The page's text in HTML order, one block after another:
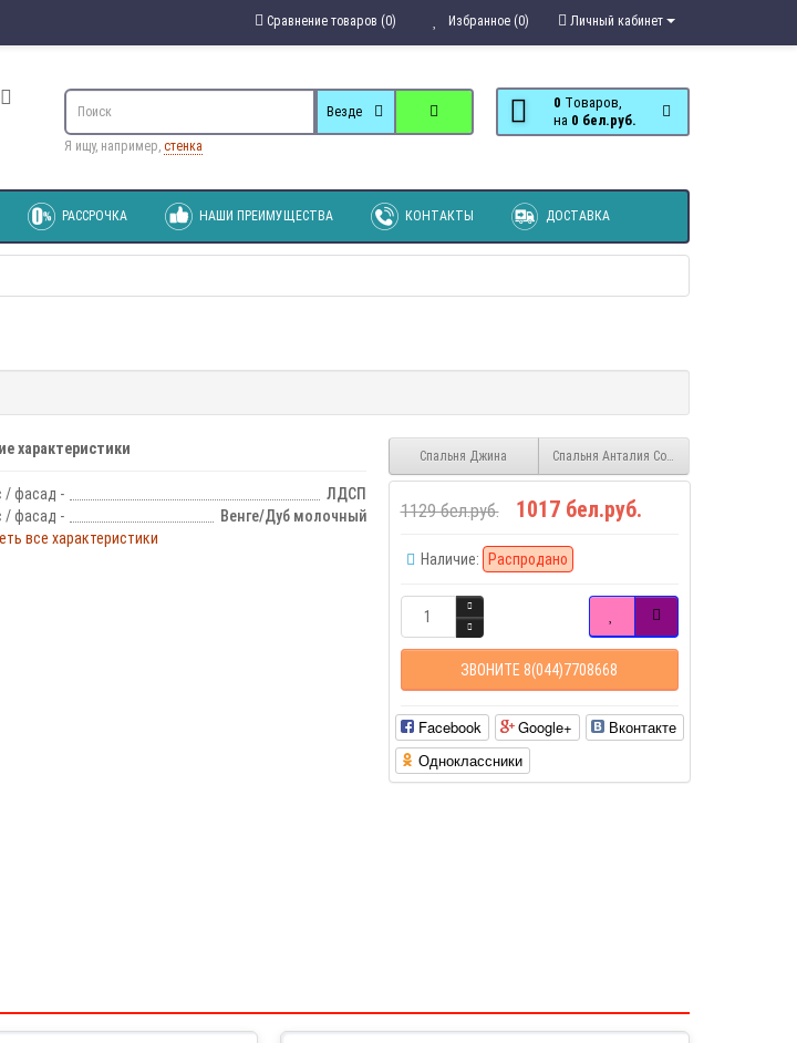
Личный кабинет
Избранное (0)
Сравнение товаров (0)
0 Tоваров,
на
0 бел.руб.
Везде
Я ищу, например, стенка
РАССРОЧКА НАШИ ПРЕИМУЩЕСТВА КОНТАКТЫ ДОСТАВКА
характеристики
/ фасад -
ЛДСП
/ фасад -
Венге/Дуб молочный
все характеристики
Спальня Джина Спальня Анталия Сонома - Белый Софт
1129 бел.руб. 1017 бел.руб.
Наличие: Распродано
ЗВОНИТЕ 8(044)7708668
Facebook Google+
Вконтакте
Одноклассники